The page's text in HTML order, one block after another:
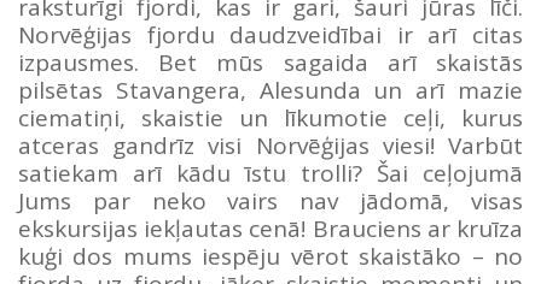
raksturīgi fjordi, kas ir gari, šauri jūras līči.
Norvēģijas fjordu daudzveidībai ir arī citas
izpausmes. Bet mūs sagaida arī skaistās
pilsētas Stavangera, Alesunda un arī mazie
ciematiņi, skaistie un līkumotie ceļi, kurus
atceras gandrīz visi Norvēģijas viesi! Varbūt
satiekam arī kādu īstu trolli? Šai ceļojumā
Jums par neko vairs nav jādomā, visas
ekskursijas iekļautas cenā! Brauciens ar kruīza
kuģi dos mums iespēju vērot skaistāko – no